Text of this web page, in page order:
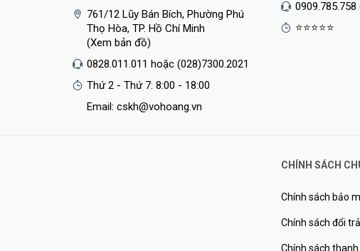
Powering
Details
Number of DC inputs
761/12 Lũy Bán Bích, Phường Phú
Thọ Hòa, TP. Hồ Chí Minh
(Xem bản đồ)
0828.011.011 hoặc (028)7300.2021
Thứ 2 - Thứ 7: 8:00 - 18:00
Email: cskh@vohoang.vn
0909.785.758
⭐⭐⭐⭐⭐
CHÍNH SÁCH
Chính sách bảo
Chính sách đổi
Chính sách